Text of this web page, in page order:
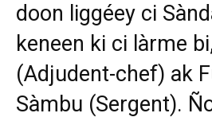
doon liggéey ci
keneen ki ci làrme
(Adjudent-chef) ak
Sàmbu (Sergent).